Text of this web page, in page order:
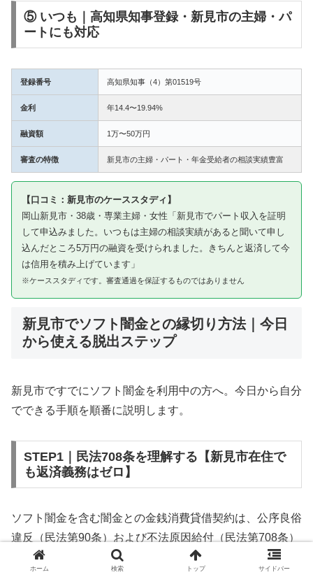
⑤ いつも｜高知県知事登録・新見市の主婦・パ
ートにも対応
登録番号 高知県知事（4）第01519号
金利 年14.4〜19.94%
融資額 1万〜50万円
審査の特徴 新見市の主婦・パート・年金受給者の相談実績豊富
【口コミ：新見市のケーススタディ】
岡山新見市・38歳・専業主婦・女性「新見市でパート収入を証明
して申込みました。いつもは主婦の相談実績があると聞いて申し
込んだところ5万円の融資を受けられました。きちんと返済して今
は信用を積み上げています」
※ケーススタディです。審査通過を保証するものではありません
新見市でソフト闇金との縁切り方法｜今日
から使える脱出ステップ
新見市ですでにソフト闇金を利用中の方へ。今日から自分
でできる手順を順番に説明します。
STEP1｜民法708条を理解する【新見市在住で
も返済義務はゼロ】
ソフト闇金を含む闇金との金銭消費貸借契約は、公序良俗
違反（民法第90条）および不法原因給付（民法第708条）
に該当するため、法的には無効です。新見市在住であって
ホーム 検索 トップ サイドバー